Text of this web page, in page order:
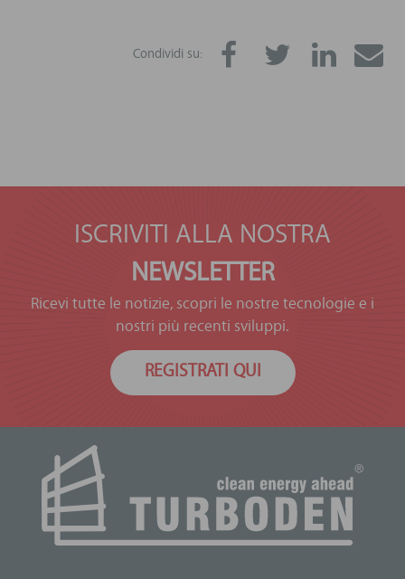
Condividi su:
ISCRIVITI ALLA NOSTRA
NEWSLETTER
Ricevi tutte le notizie, scopri le nostre tecnologie e i
nostri più recenti sviluppi.
REGISTRATI QUI